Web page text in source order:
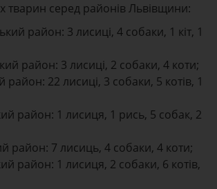
тварин серед районів Львівщини:
район: 3 лисиці, 4 собаки, 1 кіт, 1
район: 3 лисиці, 2 собаки, 4 коти;
район: 22 лисиці, 3 собаки, 5 котів, 1
район: 1 лисиця, 1 рись, 5 собак, 2
район: 7 лисиць, 4 собаки, 4 коти;
район: 1 лисиця, 2 собаки, 6 котів,